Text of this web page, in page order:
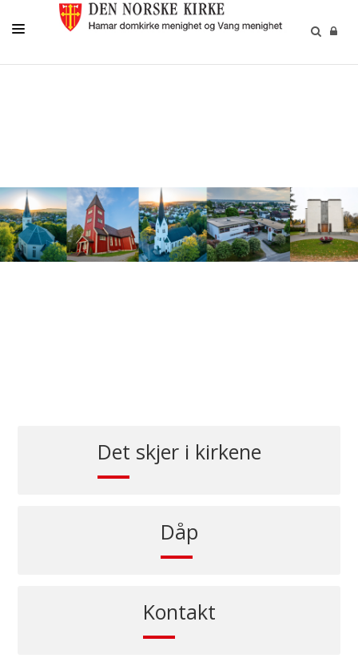
BARN OG UNGE
FRIVILLIGHET
Det skjer i kirkene
Dåp
Kontakt